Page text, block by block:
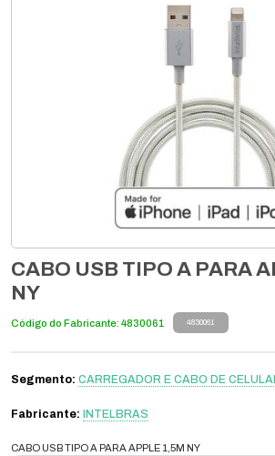
CABO USB TIPO A PARA
NY
Código do Fabricante: 4830061 4830061
Segmento: CARREGADOR E CABO DE
Fabricante: INTELBRAS
CABO USB TIPO A PARA APPLE 1,5M NY